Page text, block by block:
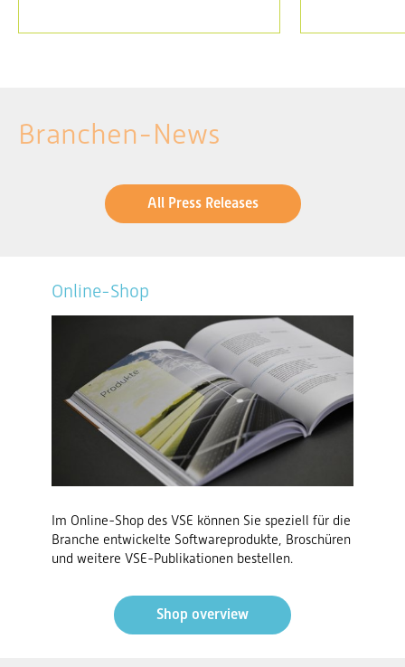
Branchen-News
All Press Releases
Online-Shop
Im Online-Shop des VSE können Sie speziell für die
Branche entwickelte Softwareprodukte, Broschüren
und weitere VSE-Publikationen bestellen.
Shop overview